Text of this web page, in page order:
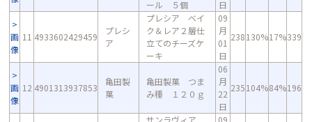
ール ５個
日
画
像
11 4933602429459
プレシ
ア
プレシア ベイ
ク＆レア２層仕
立てのチーズケ
ーキ
09
月
01
日
238130%17%339
画
像
12 4901313937853
亀田製
菓
亀田製菓 つま
み種 １２０ｇ
06
月
22
日
235104%84%196
サンラヴィア
09